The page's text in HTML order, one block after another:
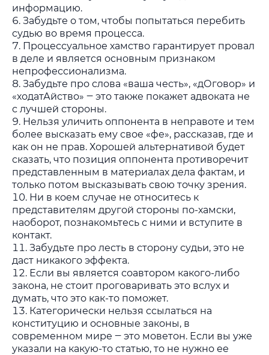
информацию.
Забудьте о том, чтобы попытаться перебить
судью во время процесса.
Процессуальное хамство гарантирует провал
в деле и является основным признаком
непрофессионализма.
Забудьте про слова «ваша честь», «дОговор» и
«ходатАйство» ‒ это также покажет адвоката не
с лучшей стороны.
Нельзя уличить оппонента в неправоте и тем
более высказать ему свое «фе», рассказав, где и
как он не прав. Хорошей альтернативой будет
сказать, что позиция оппонента противоречит
представленным в материалах дела фактам, и
только потом высказывать свою точку зрения.
Ни в коем случае не относитесь к
представителям другой стороны по-хамски,
наоборот, познакомьтесь с ними и вступите в
контакт.
Забудьте про лесть в сторону судьи, это не
даст никакого эффекта.
Если вы является соавтором какого-либо
закона, не стоит проговаривать это вслух и
думать, что это как-то поможет.
Категорически нельзя ссылаться на
конституцию и основные законы, в
современном мире ‒ это моветон. Если вы уже
указали на какую-то статью, то не нужно ее